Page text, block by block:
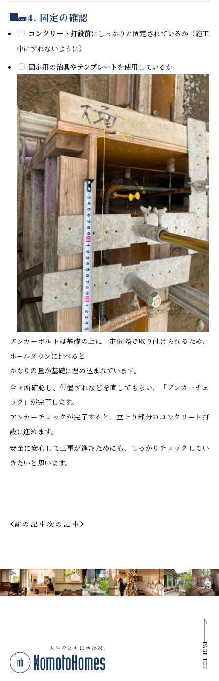
🧱4. 固定の確認
コンクリート打設前にしっかりと固定されているか（施工
中にずれないように）
固定用の治具やテンプレート を使用しているか
アンカーボルトは基礎の上に一定間隔で取り付けられるため、
ホールダウンに比べると
かなりの量が基礎に埋め込まれています。
全ヵ所確認し、位置ずれなどを直してもらい、「アンカーチェ
ック」が完了します。
アンカーチェックが完了すると、立上り部分のコンクリート打
設に進めます。
安全に安心して工事が進むためにも、しっかりチェックしてい
きたいと思います。
前の記事次の記事
PAGE TOP